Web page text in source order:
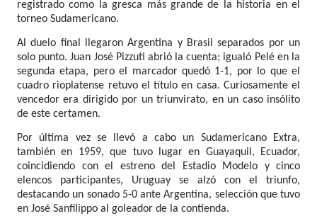
registrado como la gresca más grande de la historia en el
torneo Sudamericano.
Al duelo final llegaron Argentina y Brasil separados por un
solo punto. Juan José Pizzuti abrió la cuenta; igualó Pelé en la
segunda etapa, pero el marcador quedó 1-1, por lo que el
cuadro rioplatense retuvo el título en casa. Curiosamente el
vencedor era dirigido por un triunvirato, en un caso insólito
de este certamen.
Por última vez se llevó a cabo un Sudamericano Extra,
también en 1959, que tuvo lugar en Guayaquil, Ecuador,
coincidiendo con el estreno del Estadio Modelo y cinco
elencos participantes, Uruguay se alzó con el triunfo,
destacando un sonado 5-0 ante Argentina, selección que tuvo
en José Sanfilippo al goleador de la contienda.